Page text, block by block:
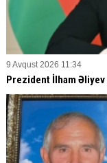
9 Avqust 2026 11:34
Prezident İlham Əliyev